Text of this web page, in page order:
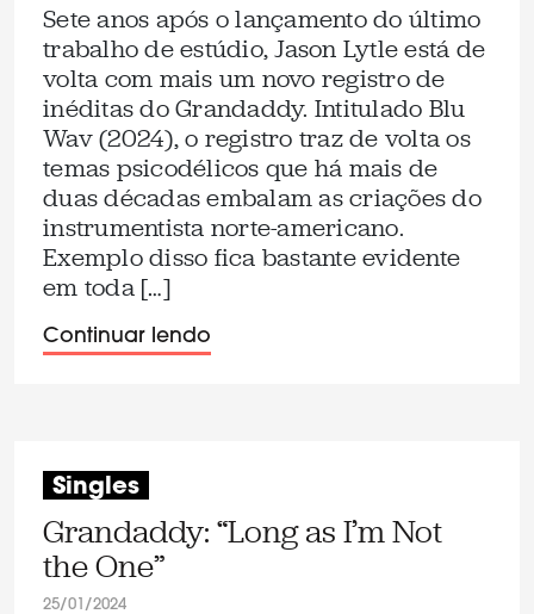
Sete anos após o lançamento do último
trabalho de estúdio, Jason Lytle está de
volta com mais um novo registro de
inéditas do Grandaddy. Intitulado Blu
Wav (2024), o registro traz de volta os
temas psicodélicos que há mais de
duas décadas embalam as criações do
instrumentista norte-americano.
Exemplo disso fica bastante evidente
em toda […]
Continuar lendo
Singles
Grandaddy: “Long as I’m Not
the One”
25/01/2024